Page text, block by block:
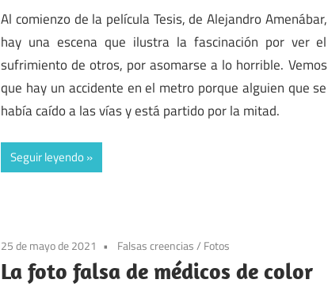
Al comienzo de la película Tesis, de Alejandro Amenábar,
hay una escena que ilustra la fascinación por ver el
sufrimiento de otros, por asomarse a lo horrible. Vemos
que hay un accidente en el metro porque alguien que se
había caído a las vías y está partido por la mitad.
Seguir leyendo
25 de mayo de 2021 Falsas creencias/ Fotos
La foto falsa de médicos de color